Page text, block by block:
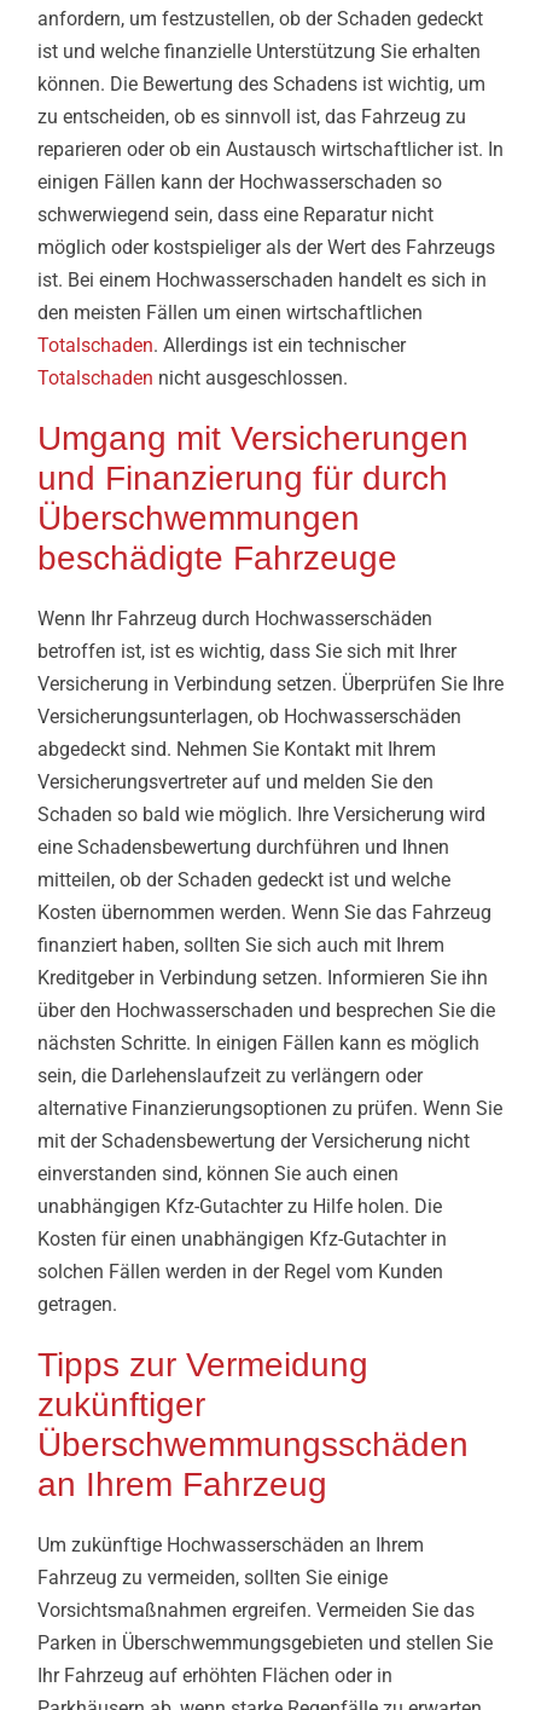
anfordern, um festzustellen, ob der Schaden gedeckt
ist und welche finanzielle Unterstützung Sie erhalten
können. Die Bewertung des Schadens ist wichtig, um
zu entscheiden, ob es sinnvoll ist, das Fahrzeug zu
reparieren oder ob ein Austausch wirtschaftlicher ist. In
einigen Fällen kann der Hochwasserschaden so
schwerwiegend sein, dass eine Reparatur nicht
möglich oder kostspieliger als der Wert des Fahrzeugs
ist. Bei einem Hochwasserschaden handelt es sich in
den meisten Fällen um einen wirtschaftlichen
Totalschaden. Allerdings ist ein technischer
Totalschaden nicht ausgeschlossen.
Umgang mit Versicherungen
und Finanzierung für durch
Überschwemmungen
beschädigte Fahrzeuge
Wenn Ihr Fahrzeug durch Hochwasserschäden
betroffen ist, ist es wichtig, dass Sie sich mit Ihrer
Versicherung in Verbindung setzen. Überprüfen Sie Ihre
Versicherungsunterlagen, ob Hochwasserschäden
abgedeckt sind. Nehmen Sie Kontakt mit Ihrem
Versicherungsvertreter auf und melden Sie den
Schaden so bald wie möglich. Ihre Versicherung wird
eine Schadensbewertung durchführen und Ihnen
mitteilen, ob der Schaden gedeckt ist und welche
Kosten übernommen werden. Wenn Sie das Fahrzeug
finanziert haben, sollten Sie sich auch mit Ihrem
Kreditgeber in Verbindung setzen. Informieren Sie ihn
über den Hochwasserschaden und besprechen Sie die
nächsten Schritte. In einigen Fällen kann es möglich
sein, die Darlehenslaufzeit zu verlängern oder
alternative Finanzierungsoptionen zu prüfen. Wenn Sie
mit der Schadensbewertung der Versicherung nicht
einverstanden sind, können Sie auch einen
unabhängigen Kfz-Gutachter zu Hilfe holen. Die
Kosten für einen unabhängigen Kfz-Gutachter in
solchen Fällen werden in der Regel vom Kunden
getragen.
Tipps zur Vermeidung
zukünftiger
Überschwemmungsschäden
an Ihrem Fahrzeug
Um zukünftige Hochwasserschäden an Ihrem
Fahrzeug zu vermeiden, sollten Sie einige
Vorsichtsmaßnahmen ergreifen. Vermeiden Sie das
Parken in Überschwemmungsgebieten und stellen Sie
Ihr Fahrzeug auf erhöhten Flächen oder in